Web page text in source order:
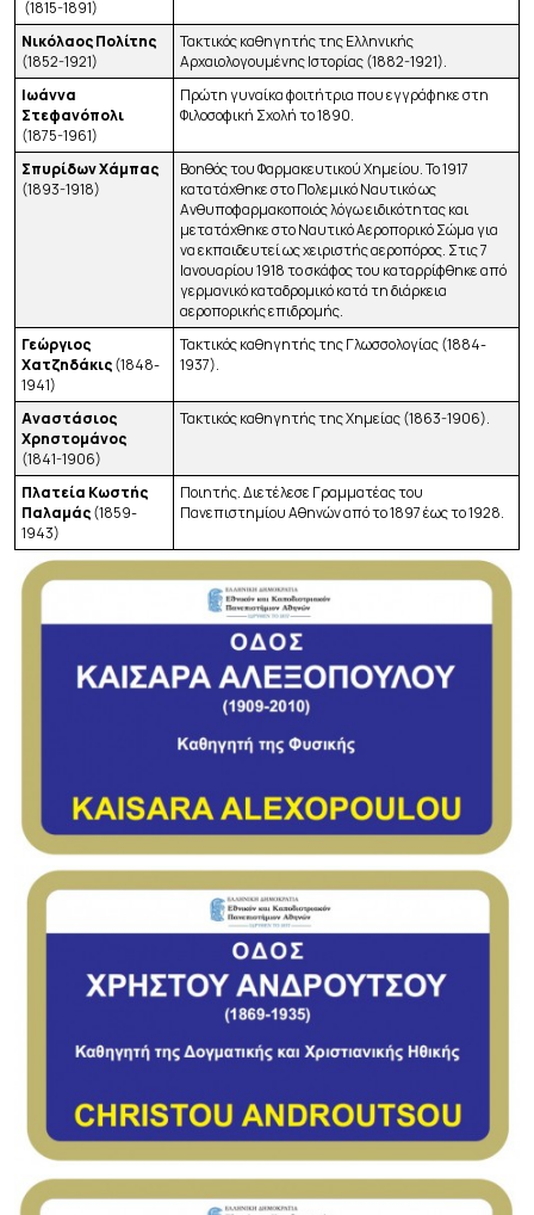
(1815-1891)
Νικόλαος Πολίτης
(1852-1921)
Τακτικός καθηγητής της Ελληνικής
Αρχαιολογουμένης Ιστορίας (1882-1921).
Ιωάννα
Στεφανόπολι
(1875-1961)
Πρώτη γυναίκα φοιτήτρια που εγγράφηκε στη
Φιλοσοφική Σχολή το 1890.
Σπυρίδων Χάμπας
(1893-1918)
Βοηθός του Φαρμακευτικού Χημείου. Το 1917
κατατάχθηκε στο Πολεμικό Ναυτικό ως
Ανθυποφαρμακοποιός λόγω ειδικότητας και
μετατάχθηκε στο Ναυτικό Αεροπορικό Σώμα για
να εκπαιδευτεί ως χειριστής αεροπόρος. Στις 7
Ιανουαρίου 1918 το σκάφος του καταρρίφθηκε από
γερμανικό καταδρομικό κατά τη διάρκεια
αεροπορικής επιδρομής.
Γεώργιος
Χατζηδάκις(1848-
1941)
Τακτικός καθηγητής της Γλωσσολογίας (1884-
1937).
Αναστάσιος
Χρηστομάνος
(1841-1906)
Τακτικός καθηγητής της Χημείας (1863-1906).
Πλατεία Κωστής
Παλαμάς(1859-
1943)
Ποιητής. Διετέλεσε Γραμματέας του
Πανεπιστημίου Αθηνών από το 1897 έως το 1928.